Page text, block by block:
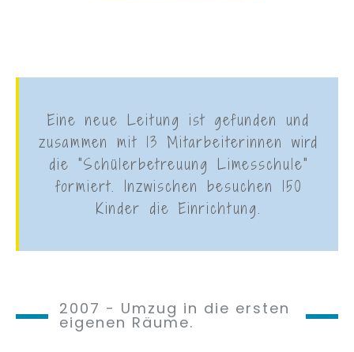
Eine neue Leitung ist gefunden und
zusammen mit 13 Mitarbeiterinnen wird
die "Schülerbetreuung Limesschule"
formiert. Inzwischen besuchen 150
Kinder die Einrichtung.
2007 - Umzug in die ersten
eigenen Räume.